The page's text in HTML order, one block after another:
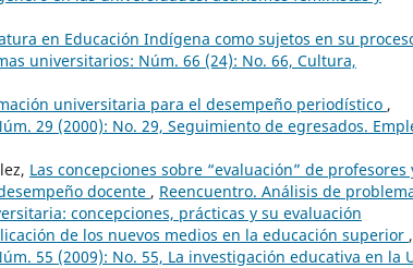
en Educación Indígena como sujetos en su
universitarios: Núm. 66 (24): No. 66, Cultura,
universitaria para el desempeño periodístico ,
29 (2000): No. 29, Seguimiento de egresados.
Las concepciones sobre “evaluación” de profesores
docente , Reencuentro. Análisis de
concepciones, prácticas y su evaluación
de los nuevos medios en la educación superior ,
55 (2009): No. 55, La investigación educativa en la